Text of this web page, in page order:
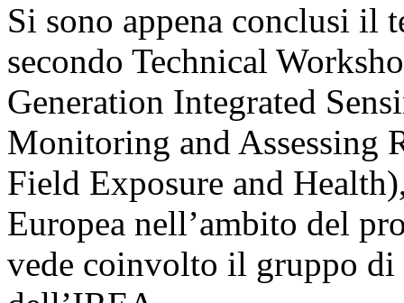
Si sono appena conclusi il
secondo Technical
Generation Integrated
Monitoring and Assessing
Field Exposure and
Europea nell’ambito del
vede coinvolto il gruppo